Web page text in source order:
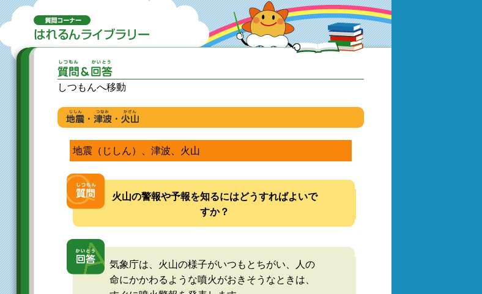
しつもんへ移動
地震（じしん）、津波、火山
火山の警報や予報を知るにはどうすればよいで
すか？
気象庁は、火山の様子がいつもとちがい、人の
命にかかわるような噴火がおきそうなときは、